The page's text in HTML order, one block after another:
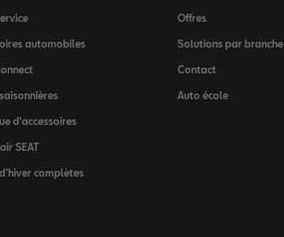
automobiles
d'accessoires
SEAT
complètes
Offres
Solutions par branche
Contact
Auto école